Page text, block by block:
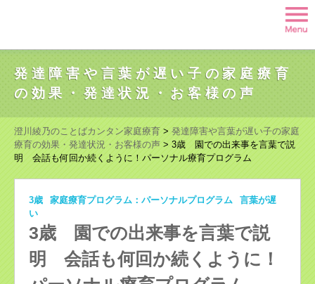
発達障害や言葉が遅い子の家庭療育
の効果・発達状況・お客様の声
澄川綾乃のことばカンタン家庭療育 > 発達障害や言葉が遅い子の家庭
療育の効果・発達状況・お客様の声 > 3歳 園での出来事を言葉で説
明 会話も何回か続くように！パーソナル療育プログラム
3歳 家庭療育プログラム：パーソナルプログラム
言葉が遅
い
3歳 園での出来事を言葉で説
明 会話も何回か続くように！